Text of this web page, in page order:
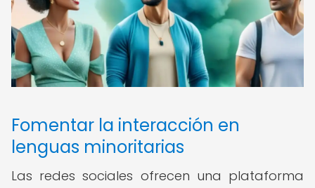
Fomentar la interacción en
lenguas minoritarias
Las redes sociales ofrecen una plataforma